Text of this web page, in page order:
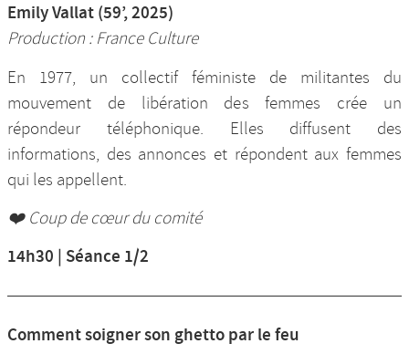
Emily Vallat (59’, 2025)
Production : France Culture
En 1977, un collectif féministe de militantes du
mouvement de libération des femmes crée un
répondeur téléphonique. Elles diffusent des
informations, des annonces et répondent aux femmes
qui les appellent.
❤️ Coup de cœur du comité
14h30 | Séance 1/2
Comment soigner son ghetto par le feu